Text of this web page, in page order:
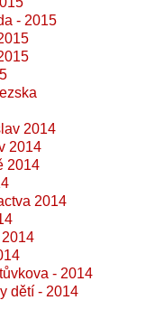
- 2015
2014
2014
2014
2014
- 2014
dětí - 2014